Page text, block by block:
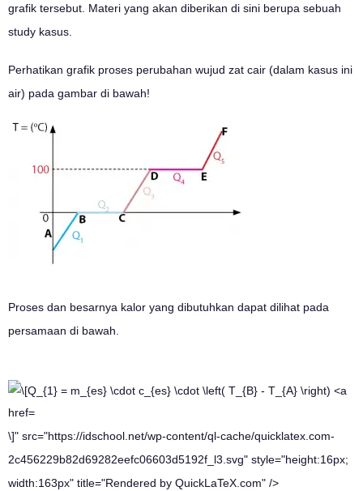
grafik tersebut. Materi yang akan diberikan di sini berupa sebuah
study kasus.
Perhatikan grafik proses perubahan wujud zat cair (dalam kasus ini
air) pada gambar di bawah!
Proses dan besarnya kalor yang dibutuhkan dapat dilihat pada
persamaan di bawah.
\]" src="https://idschool.net/wp-content/ql-cache/quicklatex.com-
2c456229b82d69282eefc06603d5192f_l3.svg" style="height:16px;
width:163px" title="Rendered by QuickLaTeX.com" />